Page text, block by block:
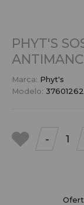
PHYT'S
Marca: Phyt's
Modelo:
-